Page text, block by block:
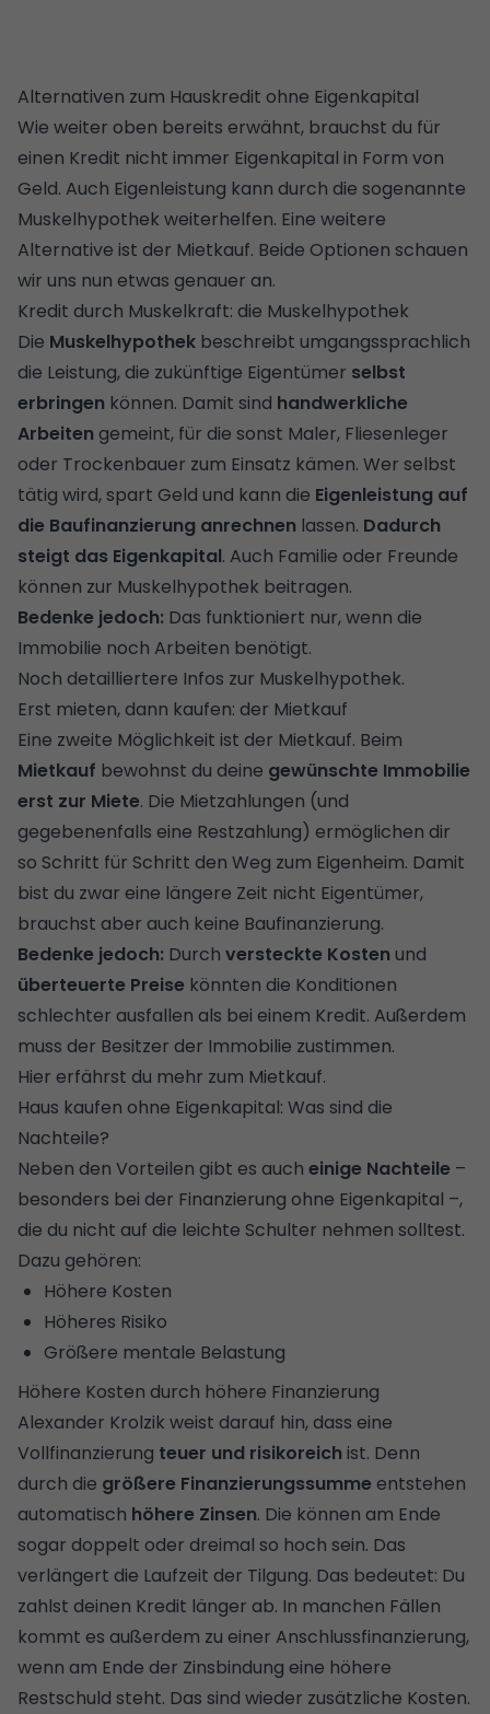
Alternativen zum Hauskredit ohne Eigenkapital
Wie weiter oben bereits erwähnt, brauchst du für
einen Kredit nicht immer Eigenkapital in Form von
Geld. Auch Eigenleistung kann durch die sogenannte
Muskelhypothek weiterhelfen. Eine weitere
Alternative ist der Mietkauf. Beide Optionen schauen
wir uns nun etwas genauer an.
Kredit durch Muskelkraft: die Muskelhypothek
Die Muskelhypothek beschreibt umgangssprachlich
die Leistung, die zukünftige Eigentümer selbst
erbringen können. Damit sind handwerkliche
Arbeiten gemeint, für die sonst Maler, Fliesenleger
oder Trockenbauer zum Einsatz kämen. Wer selbst
tätig wird, spart Geld und kann die Eigenleistung auf
die Baufinanzierung anrechnen lassen. Dadurch
steigt das Eigenkapital. Auch Familie oder Freunde
können zur Muskelhypothek beitragen.
Bedenke jedoch: Das funktioniert nur, wenn die
Immobilie noch Arbeiten benötigt.
Noch detailliertere Infos zur Muskelhypothek.
Erst mieten, dann kaufen: der Mietkauf
Eine zweite Möglichkeit ist der Mietkauf. Beim
Mietkauf bewohnst du deine gewünschte Immobilie
erst zur Miete. Die Mietzahlungen (und
gegebenenfalls eine Restzahlung) ermöglichen dir
so Schritt für Schritt den Weg zum Eigenheim. Damit
bist du zwar eine längere Zeit nicht Eigentümer,
brauchst aber auch keine Baufinanzierung.
Bedenke jedoch: Durch versteckte Kosten und
überteuerte Preise könnten die Konditionen
schlechter ausfallen als bei einem Kredit. Außerdem
muss der Besitzer der Immobilie zustimmen.
Hier erfährst du mehr zum Mietkauf.
Haus kaufen ohne Eigenkapital: Was sind die
Nachteile?
Neben den Vorteilen gibt es auch einige Nachteile –
besonders bei der Finanzierung ohne Eigenkapital –,
die du nicht auf die leichte Schulter nehmen solltest.
Dazu gehören:
Höhere Kosten
Höheres Risiko
Größere mentale Belastung
Höhere Kosten durch höhere Finanzierung
Alexander Krolzik weist darauf hin, dass eine
Vollfinanzierung teuer und risikoreich ist. Denn
durch die größere Finanzierungssumme entstehen
automatisch höhere Zinsen. Die können am Ende
sogar doppelt oder dreimal so hoch sein. Das
verlängert die Laufzeit der Tilgung. Das bedeutet: Du
zahlst deinen Kredit länger ab. In manchen Fällen
kommt es außerdem zu einer Anschlussfinanzierung,
wenn am Ende der Zinsbindung eine höhere
Restschuld steht. Das sind wieder zusätzliche Kosten.